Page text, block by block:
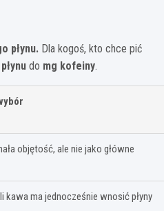
płynu. Dla kogoś, kto chce pić
do mg kofeiny.
objętość, ale nie jako główne
kawa ma jednocześnie wnosić płyny